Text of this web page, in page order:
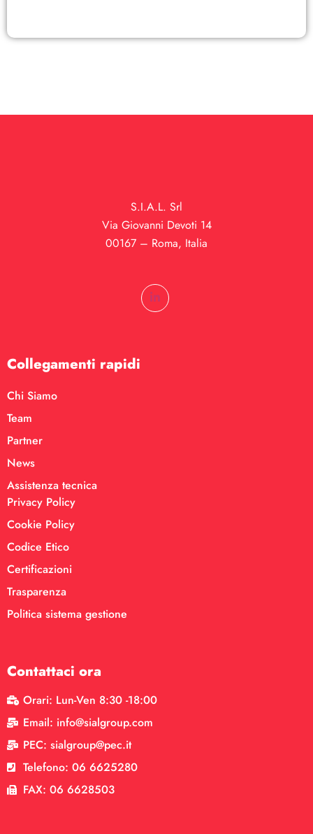
S.I.A.L. Srl
Via Giovanni Devoti 14
00167 – Roma, Italia
Collegamenti rapidi
Chi Siamo
Team
Partner
News
Assistenza tecnica
Privacy Policy
Cookie Policy
Codice Etico
Certificazioni
Trasparenza
Politica sistema gestione
Contattaci ora
Orari: Lun-Ven 8:30 -18:00
Email: info@sialgroup.com
PEC: sialgroup@pec.it
Telefono: 06 6625280
FAX: 06 6628503